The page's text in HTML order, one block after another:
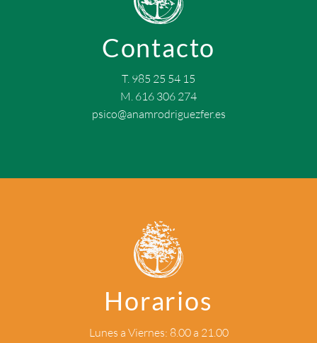
Contacto
T. 985 25 54 15
M. 616 306 274
psico@anamrodriguezfer.es
Horarios
Lunes a Viernes: 8.00 a 21.00